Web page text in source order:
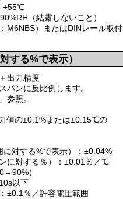
+55℃
（結露しないこと）
M6NBS）またはDINレール取付
する%で表示）
出力精度
パンに反比例します。
参照。
値の±0.1%または±0.15℃の
に対する%で表示）：±0.04%
に対する％）：±0.01％／℃
）
以下
±0.1％／許容電圧範囲